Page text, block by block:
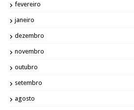
fevereiro
janeiro
dezembro
novembro
outubro
setembro
agosto